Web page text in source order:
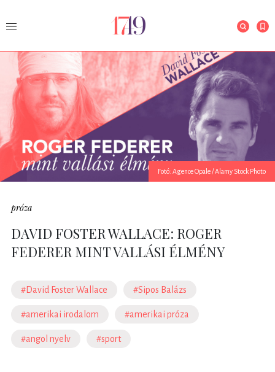
Fotó: Agence Opale / Alamy Stock Photo
próza
DAVID FOSTER WALLACE: ROGER
FEDERER MINT VALLÁSI ÉLMÉNY
#David Foster Wallace #Sipos Balázs
#amerikai irodalom #amerikai próza
#angol nyelv #sport